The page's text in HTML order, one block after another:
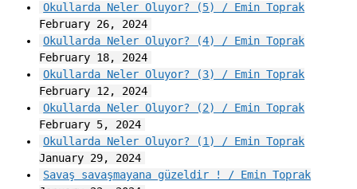
Okullarda Neler Oluyor? (5) / Emin Toprak
February 26, 2024
Okullarda Neler Oluyor? (4) / Emin Toprak
February 18, 2024
Okullarda Neler Oluyor? (3) / Emin Toprak
February 12, 2024
Okullarda Neler Oluyor? (2) / Emin Toprak
February 5, 2024
Okullarda Neler Oluyor? (1) / Emin Toprak
January 29, 2024
Savaş savaşmayana güzeldir ! / Emin Toprak